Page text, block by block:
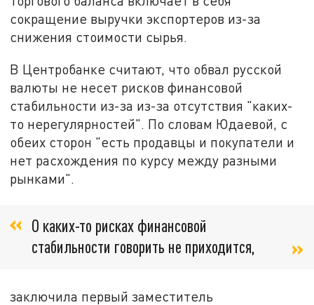
сокращение выручки экспортеров из-за
снижения стоимости сырья.
В Центробанке считают, что обвал русской
валюты не несет рисков финансовой
стабильности из-за из-за отсутствия "каких-
то нерегулярностей". По словам Юдаевой, с
обеих сторон "есть продавцы и покупатели и
нет расхождения по курсу между разными
рынками".
О каких-то рисках финансовой
стабильности говорить не приходится,
заключила первый заместитель